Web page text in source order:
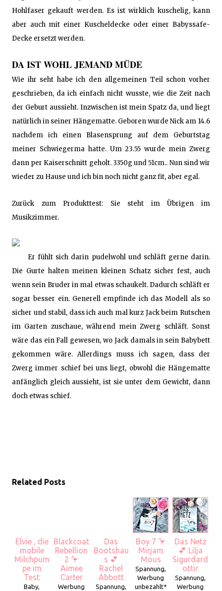
Hohlfaser gekauft werden. Es ist wirklich kuschelig, kann
aber auch mit einer Kuscheldecke oder einer Babyssafe-
Decke ersetzt werden.
DA IST WOHL JEMAND MÜDE
Wie ihr seht habe ich den allgemeinen Teil schon vorher
geschrieben, da ich einfach nicht wusste, wie die Zeit nach
der Geburt aussieht. Inzwischen ist mein Spatz da, und liegt
natürlich in seiner Hängematte. Geboren wurde Nick am 14.6
nachdem ich einen Blasensprung auf dem Geburtstag
meiner Schwiegerma hatte. Um 23.55 wurde mein Zwerg
dann per Kaiserschnitt geholt. 3350g und 51cm.. Nun sind wir
wieder zu Hause und ich bin noch nicht ganz fit, aber egal.
Zurück zum Produkttest: Sie steht im Übrigen im
Musikzimmer.
Er fühlt sich darin pudelwohl und schläft gerne darin.
Die Gurte halten meinen kleinen Schatz sicher fest, auch
wenn sein Bruder in mal etwas schaukelt. Dadurch schläft er
sogar besser ein. Generell empfinde ich das Modell als so
sicher und stabil, dass ich auch mal kurz Jack beim Rutschen
im Garten zuschaue, während mein Zwerg schläft. Sonst
wäre das ein Fall gewesen, wo Jack damals in sein Babybett
gekommen wäre. Allerdings muss ich sagen, dass der
Zwerg immer schief bei uns liegt, obwohl die Hängematte
anfänglich gleich aussieht, ist sie unter dem Gewicht, dann
doch etwas schief.
Related Posts
Elvie , die
mobile
Milchpum
pe im
Test
Baby,
Blackcoat
Rebellion
2 🦩
Aimee
Carter
Werbung
Das
Bootshau
s 💕
Rachel
Abbott
Spannung,
Boy 7 🦩
Mirjam
Mous
Spannung,
Werbung
unbezahlt*
Das Netz
💕 Lilja
Sigurdard
ottir
Spannung,
Werbung